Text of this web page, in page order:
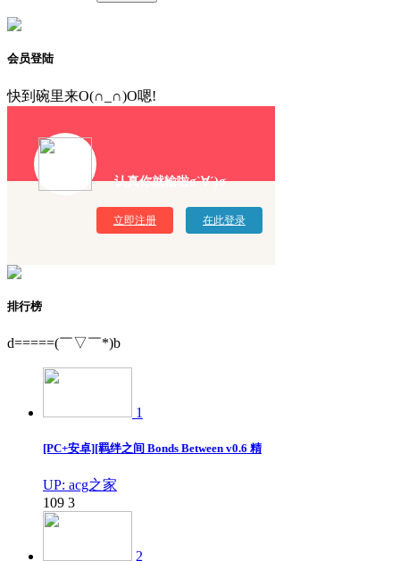
会员登陆
快到碗里来O(∩_∩)O嗯!
认真你就输啦σ`∀´)σ
立即注册 在此登录
排行榜
d=====(￣▽￣*)b
1
[PC+安卓][羁绊之间 Bonds Between v0.6 精
UP: acg之家
109 3
2